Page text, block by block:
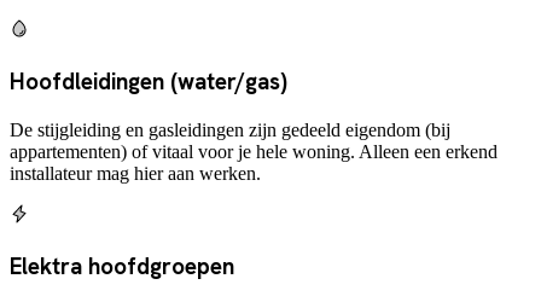
Hoofdleidingen (water/gas)
De stijgleiding en gasleidingen zijn gedeeld eigendom (bij
appartementen) of vitaal voor je hele woning. Alleen een erkend
installateur mag hier aan werken.
Elektra hoofdgroepen